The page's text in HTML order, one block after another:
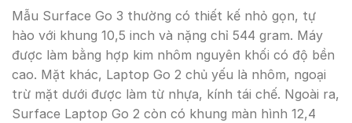
Mẫu Surface Go 3 thường có thiết kế nhỏ gọn, tự
hào với khung 10,5 inch và nặng chỉ 544 gram. Máy
được làm bằng hợp kim nhôm nguyên khối có độ bền
cao. Mặt khác, Laptop Go 2 chủ yếu là nhôm, ngoại
trừ mặt dưới được làm từ nhựa, kính tái chế. Ngoài ra,
Surface Laptop Go 2 còn có khung màn hình 12,4